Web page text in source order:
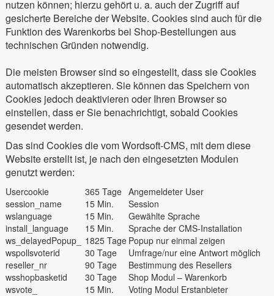
nutzen können; hierzu gehört u. a. auch der Zugriff auf
gesicherte Bereiche der Website. Cookies sind auch für die
Funktion des Warenkorbs bei Shop-Bestellungen aus
technischen Gründen notwendig.
Die meisten Browser sind so eingestellt, dass sie Cookies
automatisch akzeptieren. Sie können das Speichern von
Cookies jedoch deaktivieren oder Ihren Browser so
einstellen, dass er Sie benachrichtigt, sobald Cookies
gesendet werden.
Das sind Cookies die vom Wordsoft-CMS, mit dem diese
Website erstellt ist, je nach den eingesetzten Modulen
genutzt werden:
Usercookie 365 Tage Angemeldeter User
session_name
15 Min.
Session
wslanguage
15 Min.
Gewählte Sprache
install_language
15 Min.
Sprache der CMS-Installation
ws_delayedPopup_
1825 Tage Popup nur einmal zeigen
wspollsvoterid
30 Tage
Umfrage/nur eine Antwort möglich
reseller_nr
90 Tage
Bestimmung des Resellers
wsshopbasketid
30 Tage
Shop Modul – Warenkorb
wsvote_
15 Min. Voting Modul Erstanbieter